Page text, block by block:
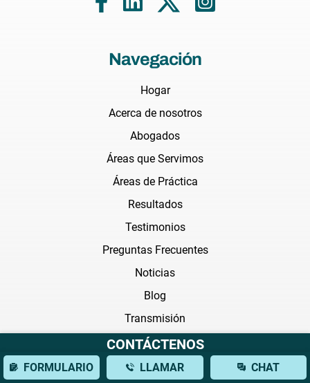
Navegación
Hogar
Acerca de nosotros
Abogados
Áreas que Servimos
Áreas de Práctica
Resultados
Testimonios
Preguntas Frecuentes
Noticias
Blog
Transmisión
Areas de práctica
CONTÁCTENOS
FORMULARIO LLAMAR CHAT